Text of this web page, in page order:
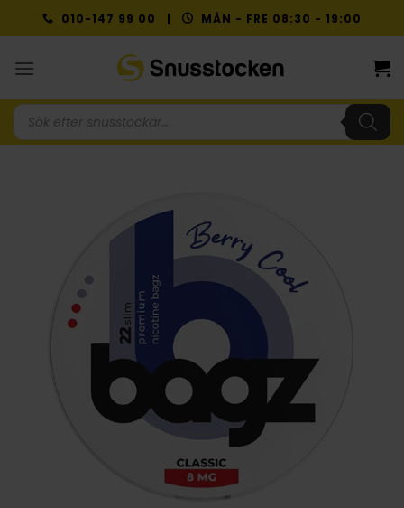
to
010-147 99 00 | MÅN - FRE 08:30 - 19:00
Produktsökning